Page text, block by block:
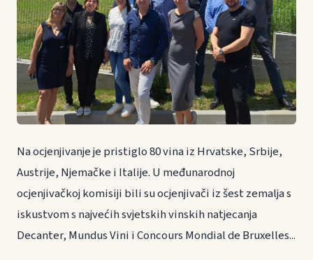
Na ocjenjivanje je pristiglo 80 vina iz Hrvatske, Srbije,
Austrije, Njemačke i Italije. U međunarodnoj
ocjenjivačkoj komisiji bili su ocjenjivači iz šest zemalja s
iskustvom s najvećih svjetskih vinskih natjecanja
Decanter, Mundus Vini i Concours Mondial de Bruxelles...